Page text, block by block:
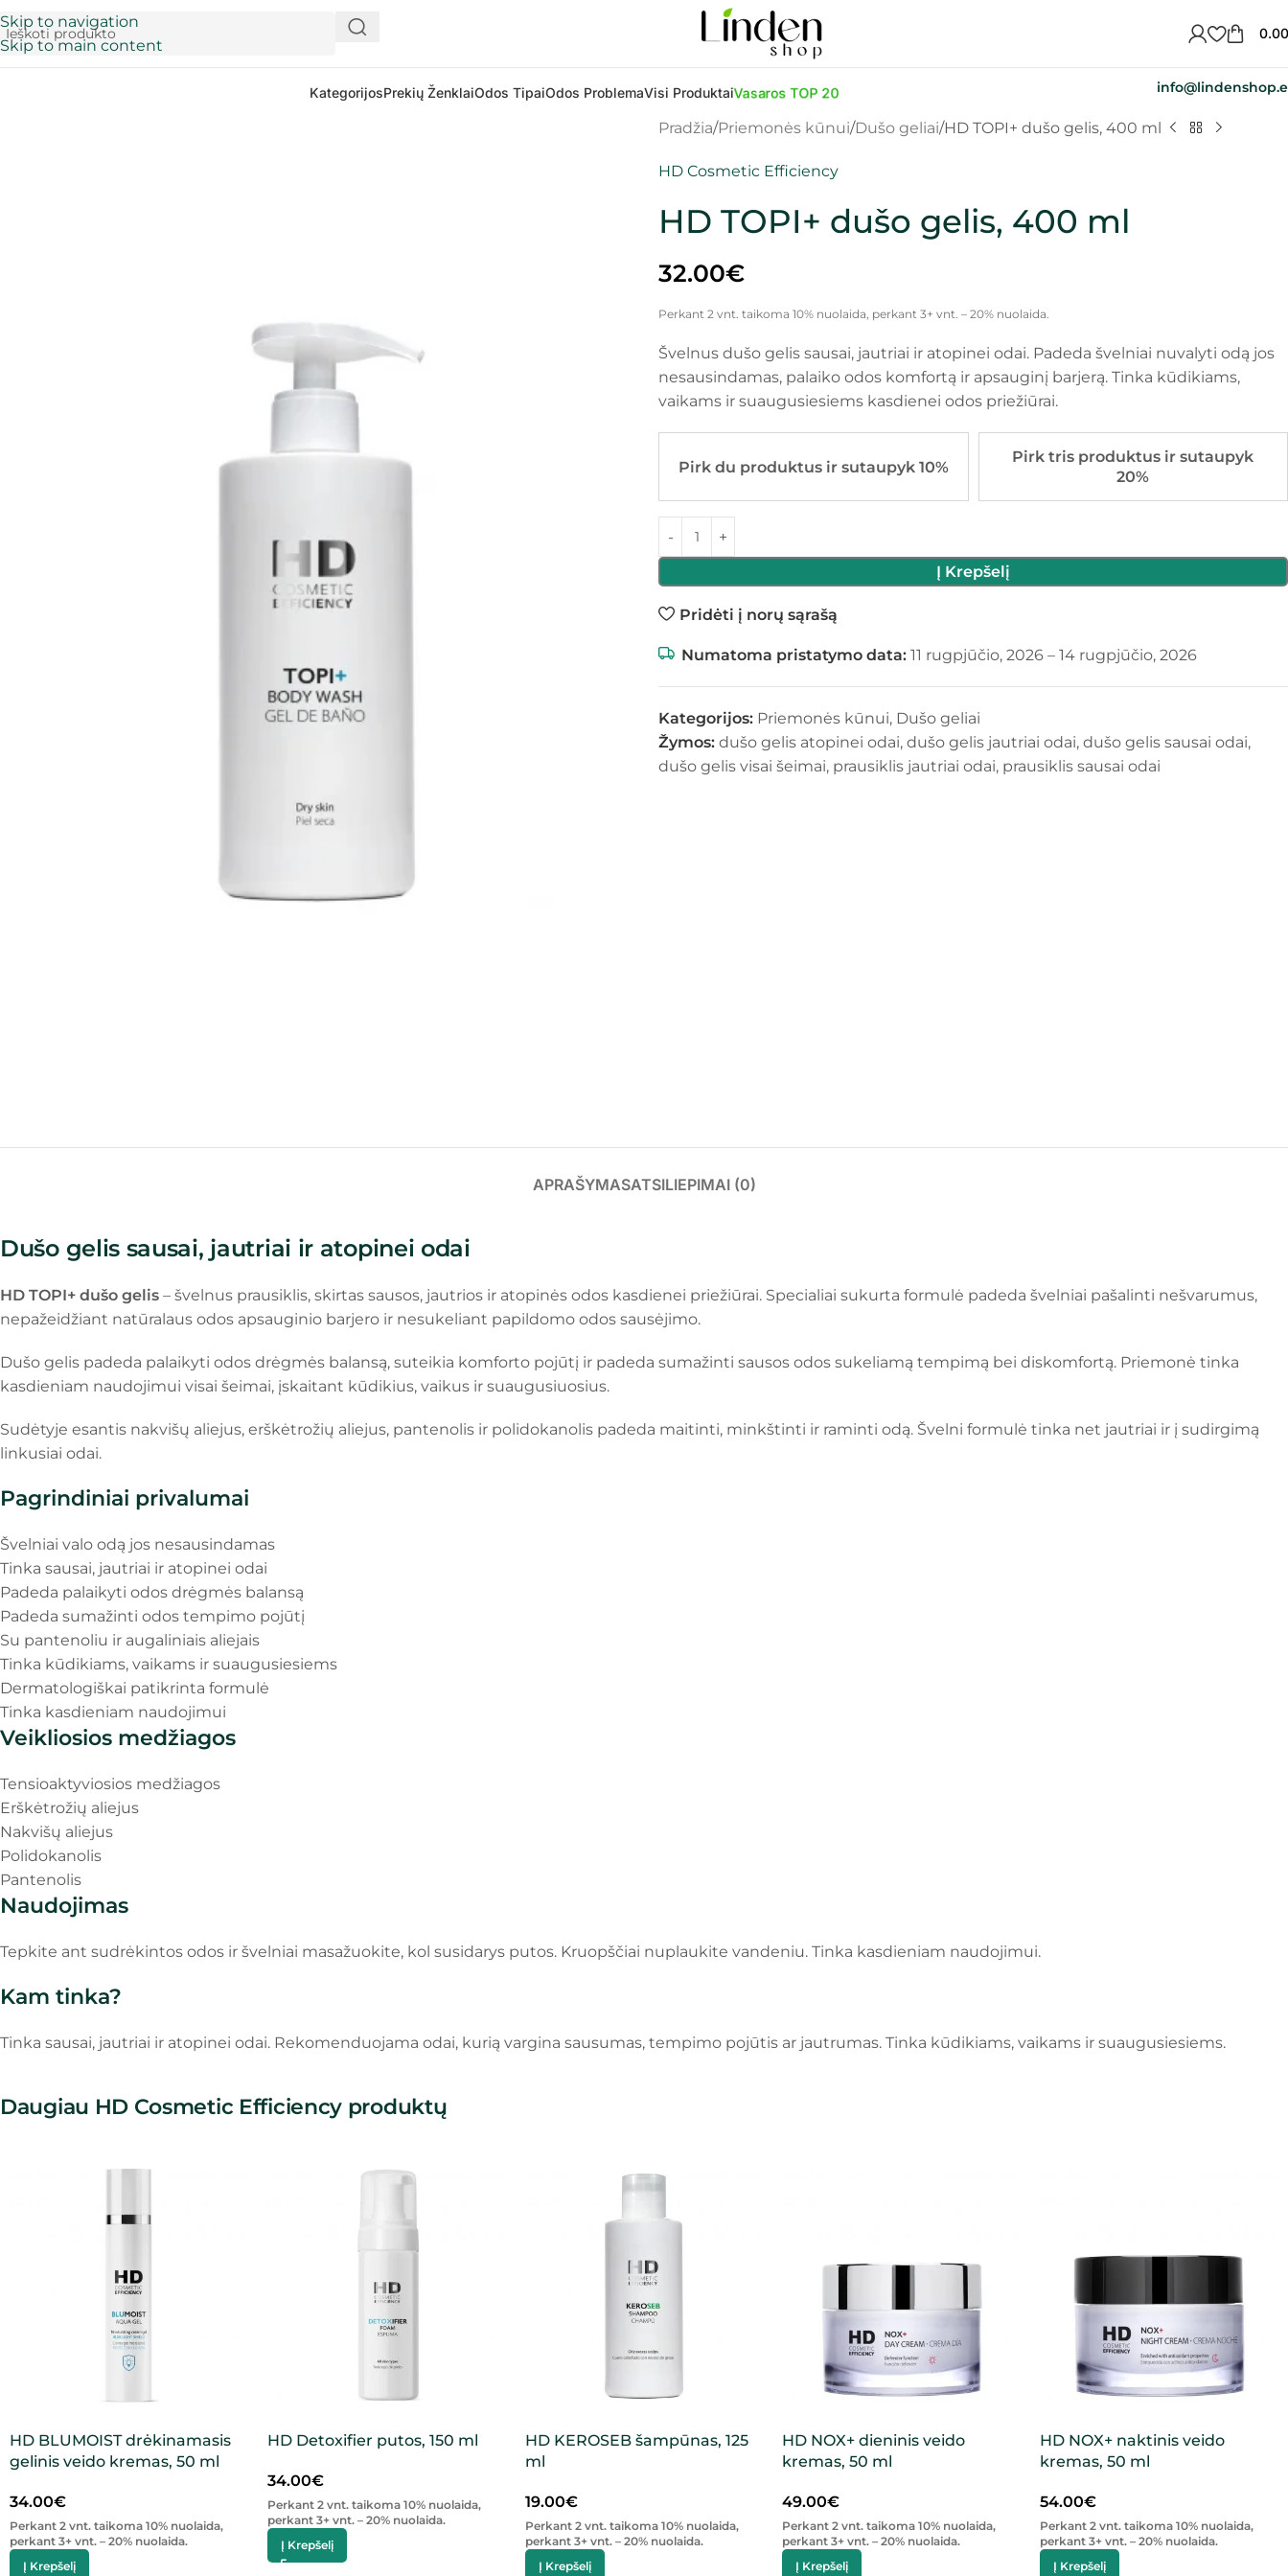
Skip to navigation
Skip to main content
0.00
KategorijosPrekių ŽenklaiOdos TipaiOdos ProblemaVisi ProduktaiVasaros TOP 20
Pradžia Priemonės kūnui Dušo geliai HD TOPI+ dušo gelis, 400 ml
HD Cosmetic Efficiency
HD TOPI+ dušo gelis, 400 ml
32.00€
Perkant 2 vnt. taikoma 10% nuolaida, perkant 3+ vnt. – 20% nuolaida.
Švelnus dušo gelis sausai, jautriai ir atopinei odai. Padeda švelniai nuvalyti odą jos
nesausindamas, palaiko odos komfortą ir apsauginį barjerą. Tinka kūdikiams,
vaikams ir suaugusiesiems kasdienei odos priežiūrai.
Pirk du produktus ir sutaupyk 10%
Pirk tris produktus ir sutaupyk
20%
Į Krepšelį
Pridėti į norų sąrašą
Numatoma pristatymo data: 11 rugpjūčio, 2026 – 14 rugpjūčio, 2026
Kategorijos: Priemonės kūnui, Dušo geliai
Žymos: dušo gelis atopinei odai, dušo gelis jautriai odai, dušo gelis sausai odai,
dušo gelis visai šeimai, prausiklis jautriai odai, prausiklis sausai odai
APRAŠYMASATSILIEPIMAI (0)
Dušo gelis sausai, jautriai ir atopinei odai
HD TOPI+ dušo gelis – švelnus prausiklis, skirtas sausos, jautrios ir atopinės odos kasdienei priežiūrai. Specialiai sukurta formulė padeda švelniai pašalinti nešvarumus,
nepažeidžiant natūralaus odos apsauginio barjero ir nesukeliant papildomo odos sausėjimo.
Dušo gelis padeda palaikyti odos drėgmės balansą, suteikia komforto pojūtį ir padeda sumažinti sausos odos sukeliamą tempimą bei diskomfortą. Priemonė tinka
kasdieniam naudojimui visai šeimai, įskaitant kūdikius, vaikus ir suaugusiuosius.
Sudėtyje esantis nakvišų aliejus, erškėtrožių aliejus, pantenolis ir polidokanolis padeda maitinti, minkštinti ir raminti odą. Švelni formulė tinka net jautriai ir į sudirgimą
linkusiai odai.
Pagrindiniai privalumai
Švelniai valo odą jos nesausindamas
Tinka sausai, jautriai ir atopinei odai
Padeda palaikyti odos drėgmės balansą
Padeda sumažinti odos tempimo pojūtį
Su pantenoliu ir augaliniais aliejais
Tinka kūdikiams, vaikams ir suaugusiesiems
Dermatologiškai patikrinta formulė
Tinka kasdieniam naudojimui
Veikliosios medžiagos
Tensioaktyviosios medžiagos
Erškėtrožių aliejus
Nakvišų aliejus
Polidokanolis
Pantenolis
Naudojimas
Tepkite ant sudrėkintos odos ir švelniai masažuokite, kol susidarys putos. Kruopščiai nuplaukite vandeniu. Tinka kasdieniam naudojimui.
Kam tinka?
Tinka sausai, jautriai ir atopinei odai. Rekomenduojama odai, kurią vargina sausumas, tempimo pojūtis ar jautrumas. Tinka kūdikiams, vaikams ir suaugusiesiems.
Daugiau HD Cosmetic Efficiency produktų
HD BLUMOIST drėkinamasis
gelinis veido kremas, 50 ml
34.00€
Perkant 2 vnt. taikoma 10% nuolaida,
perkant 3+ vnt. – 20% nuolaida.
Į Krepšelį
HD Detoxifier putos, 150 ml
34.00€
Perkant 2 vnt. taikoma 10% nuolaida,
perkant 3+ vnt. – 20% nuolaida.
Į Krepšelį
HD KEROSEB šampūnas, 125
ml
19.00€
Perkant 2 vnt. taikoma 10% nuolaida,
perkant 3+ vnt. – 20% nuolaida.
Į Krepšelį
HD NOX+ dieninis veido
kremas, 50 ml
49.00€
Perkant 2 vnt. taikoma 10% nuolaida,
perkant 3+ vnt. – 20% nuolaida.
Į Krepšelį
HD NOX+ naktinis veido
kremas, 50 ml
54.00€
Perkant 2 vnt. taikoma 10% nuolaida,
perkant 3+ vnt. – 20% nuolaida.
Į Krepšelį